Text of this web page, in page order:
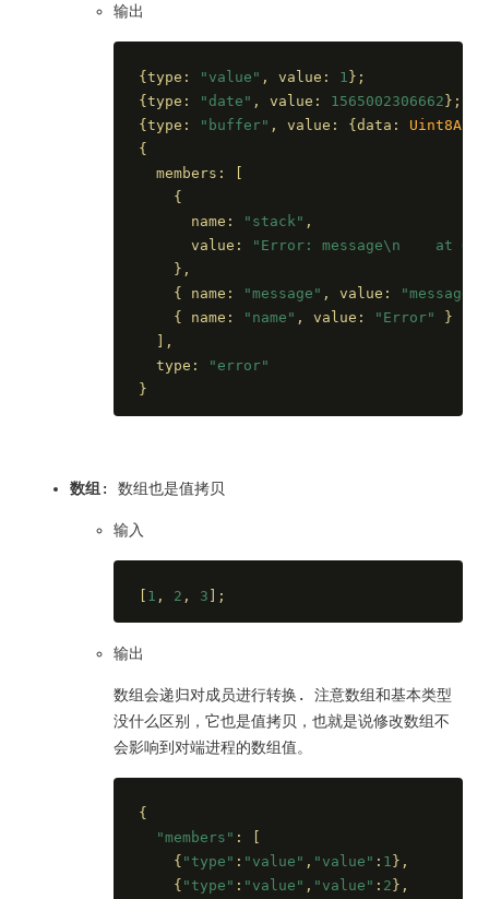
输出
{type : "value" , value : 1 };
{type : "date" , value : 1565002306662};
{type : "buffer" , value : {data :
{
  members: [
    {
      name:
"stack" ,
      value:
"Error: message\n    at
    },
    {
name : "message" , value : "message"
    {
name : "name" , value : "Error"
}
  ],
  type:
"error"
}
数组 : 数组也是值拷贝
输入
[ 1 , 2 , 3 ];
输出
数组会递归对成员进行转换. 注意数组和基本类型
没什么区别，它也是值拷贝，也就是说修改数组不
会影响到对端进程的数组值。
{
"members" : [
    {
"type" : "value" , "value" : 1 },
    {
"type" : "value" , "value" : 2},